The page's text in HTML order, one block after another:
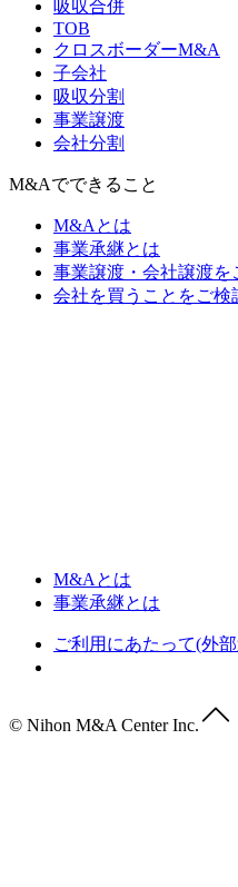
吸収合併
TOB
クロスボーダーM&A
子会社
吸収分割
事業譲渡
会社分割
M&Aでできること
M&Aとは
事業承継とは
事業譲渡・会社譲渡を
会社を買うことをご検
M&Aとは
事業承継とは
ご利用にあたって(外
© Nihon M&A Center Inc.